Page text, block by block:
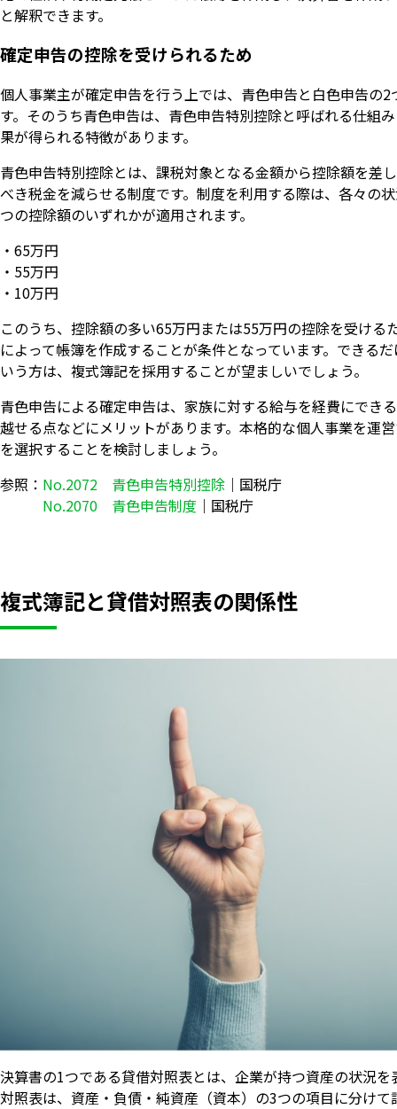
と解釈できます。
確定申告の控除を受けられるため
個人事業主が確定申告を行う上では、青色申告と白色申告の
す。そのうち青色申告は、青色申告特別控除と呼ばれる仕組
果が得られる特徴があります。
青色申告特別控除とは、課税対象となる金額から控除額を差
べき税金を減らせる制度です。制度を利用する際は、各々の
つの控除額のいずれかが適用されます。
・65万円
・55万円
・10万円
このうち、控除額の多い65万円または55万円の控除を受ける
によって帳簿を作成することが条件となっています。できる
いう方は、複式簿記を採用することが望ましいでしょう。
青色申告による確定申告は、家族に対する給与を経費にでき
越せる点などにメリットがあります。本格的な個人事業を運
を選択することを検討しましょう。
参照： No.2072 青色申告特別控除 ｜国税庁
No.2070 青色申告制度 ｜国税庁
複式簿記と貸借対照表の関係性
決算書の1つである貸借対照表とは、企業が持つ資産の状況を
対照表は、資産・負債・純資産（資本）の3つの項目に分けて